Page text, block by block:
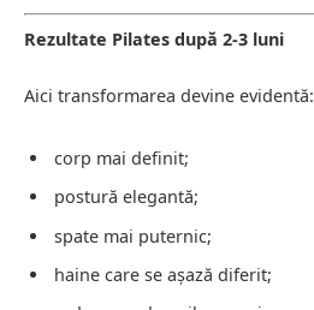
Rezultate Pilates după 2-3 luni
Aici transformarea devine evidentă:
corp mai definit;
postură elegantă;
spate mai puternic;
haine care se așază diferit;